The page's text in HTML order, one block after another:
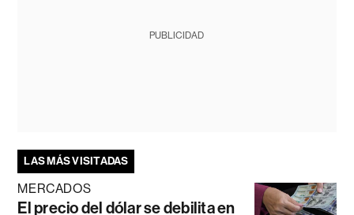
PUBLICIDAD
LAS MÁS VISITADAS
MERCADOS
El precio del dólar se debilita en